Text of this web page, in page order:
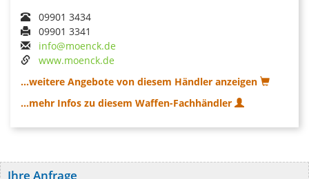
09901 3434
09901 3341
info@moenck.de
www.moenck.de
...weitere Angebote von diesem Händler anzeigen
...mehr Infos zu diesem Waffen-Fachhändler
Ihre Anfrage